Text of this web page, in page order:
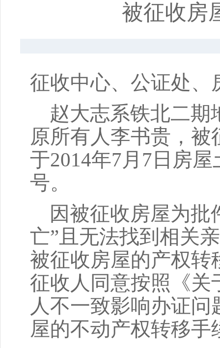
被征收房
征收中心、公证处、
赵大志系铁北二期
原所有人李书贵，
于2014年7月7日房
号。
因被征收房屋为
亡”且无法找到相关
被征收房屋的产权转
征收人同意按照《关
人不一致影响办证
屋的不动产权转移